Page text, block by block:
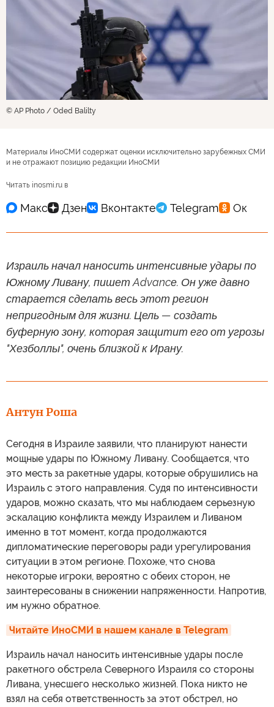
© AP Photo / Oded Balilty
Материалы ИноСМИ содержат оценки исключительно зарубежных СМИ
и не отражают позицию редакции ИноСМИ
Читать inosmi.ru в
Израиль начал наносить интенсивные удары по
Южному Ливану, пишет Advancе. Он уже давно
старается сделать весь этот регион
непригодным для жизни. Цель — создать
буферную зону, которая защитит его от угрозы
"Хезболлы", очень близкой к Ирану.
Антун Роша
Сегодня в Израиле заявили, что планируют нанести
мощные удары по Южному Ливану. Сообщается, что
это месть за ракетные удары, которые обрушились на
Израиль с этого направления. Судя по интенсивности
ударов, можно сказать, что мы наблюдаем серьезную
эскалацию конфликта между Израилем и Ливаном
именно в тот момент, когда продолжаются
дипломатические переговоры ради урегулирования
ситуации в этом регионе. Похоже, что снова
некоторые игроки, вероятно с обеих сторон, не
заинтересованы в снижении напряженности. Напротив,
им нужно обратное.
Читайте ИноСМИ в нашем канале в Telegram
Израиль начал наносить интенсивные удары после
ракетного обстрела Северного Израиля со стороны
Ливана, унесшего несколько жизней. Пока никто не
взял на себя ответственность за этот обстрел, но